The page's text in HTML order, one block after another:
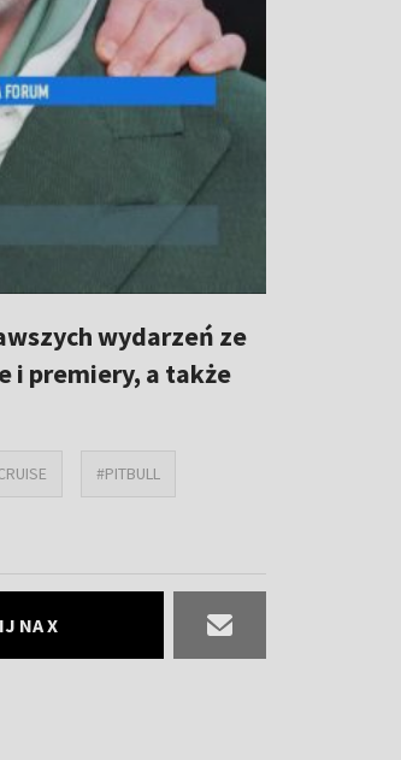
wydarzeń ze
i premiery, a także
#PITBULL
NA X